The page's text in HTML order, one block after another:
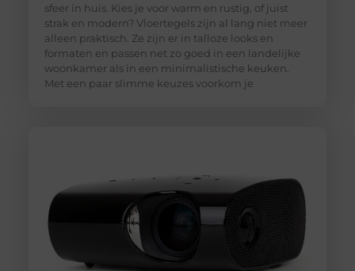
sfeer in huis. Kies je voor warm en rustig, of juist
strak en modern? Vloertegels zijn al lang niet meer
alleen praktisch. Ze zijn er in talloze looks en
formaten en passen net zo goed in een landelijke
woonkamer als in een minimalistische keuken.
Met een paar slimme keuzes voorkom je